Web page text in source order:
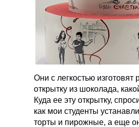
Они с легкостью изготовят
открытку из шоколада,
Куда ее эту открытку,
как мои студенты
торты и пирожные, а еще